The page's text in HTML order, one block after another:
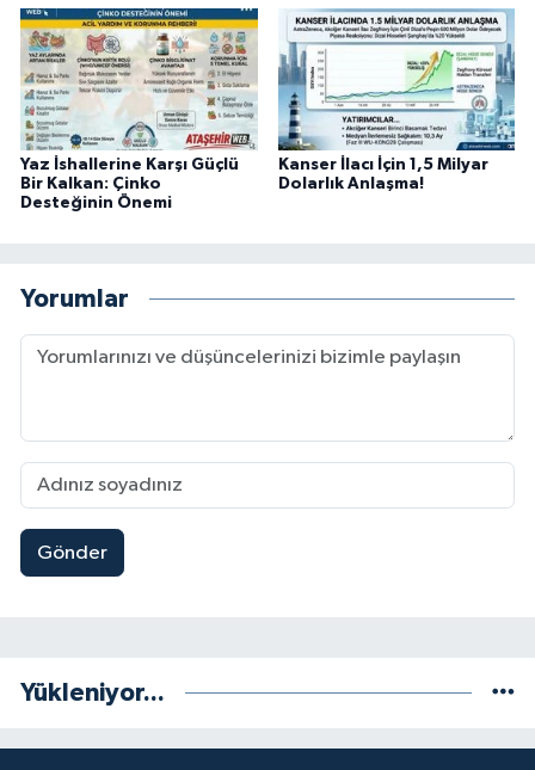
Yaz İshallerine Karşı Güçlü
Bir Kalkan: Çinko
Desteğinin Önemi
Kanser İlacı İçin 1,5 Milyar
Dolarlık Anlaşma!
Yorumlar
Gönder
Yükleniyor...